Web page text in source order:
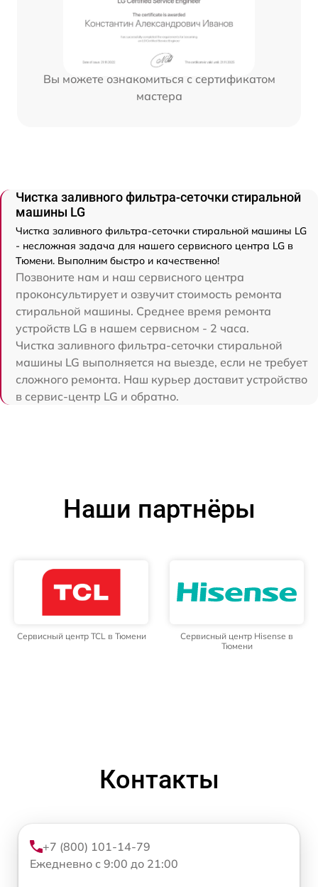
Вы можете ознакомиться с сертификатом
мастера
Чистка заливного фильтра-сеточки стиральной
машины LG
Чистка заливного фильтра-сеточки стиральной машины LG
- несложная задача для нашего сервисного центра LG в
Тюмени. Выполним быстро и качественно!
Позвоните нам и наш сервисного центра
проконсультирует и озвучит стоимость ремонта
стиральной машины. Среднее время ремонта
устройств LG в нашем сервисном - 2 часа.
Чистка заливного фильтра-сеточки стиральной
машины LG выполняется на выезде, если не требует
сложного ремонта. Наш курьер доставит устройство
в сервис-центр LG и обратно.
Наши партнёры
Сервисный центр TCL в Тюмени
Сервисный центр Hisense в
Тюмени
Контакты
+7 (800) 101-14-79
Ежедневно с 9:00 до 21:00